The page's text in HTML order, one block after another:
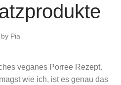
by Pia
veganes Porree Rezept.
wie ich, ist es genau das